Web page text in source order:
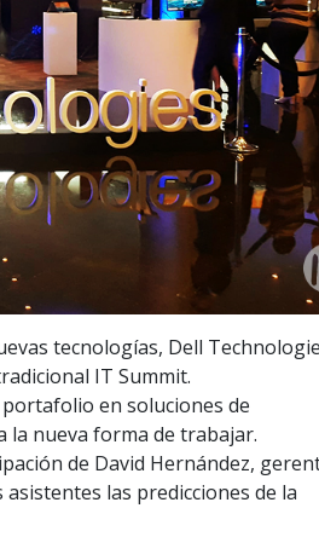
tecnologías, Dell
IT Summit.
en soluciones de
la nueva forma de trabajar.
de David Hernández,
las predicciones de la